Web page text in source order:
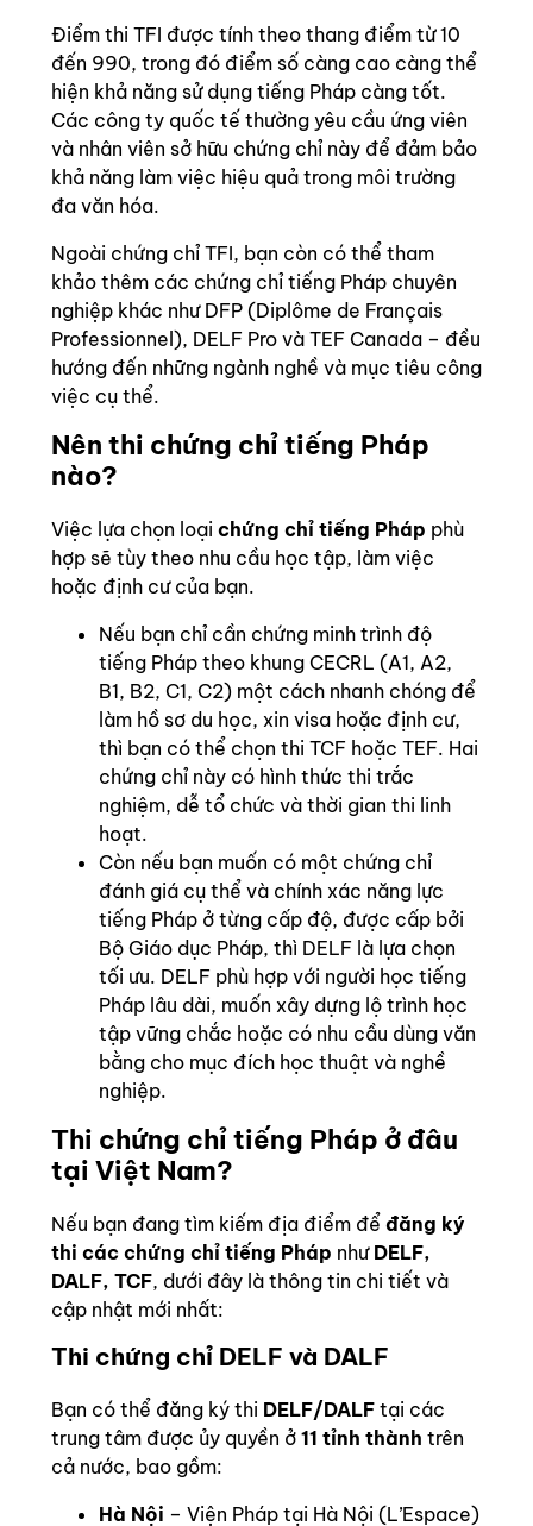
Điểm thi TFI được tính theo thang điểm từ 10
đến 990, trong đó điểm số càng cao càng thể
hiện khả năng sử dụng tiếng Pháp càng tốt.
Các công ty quốc tế thường yêu cầu ứng viên
và nhân viên sở hữu chứng chỉ này để đảm bảo
khả năng làm việc hiệu quả trong môi trường
đa văn hóa.
Ngoài chứng chỉ TFI, bạn còn có thể tham
khảo thêm các chứng chỉ tiếng Pháp chuyên
nghiệp khác như DFP (Diplôme de Français
Professionnel), DELF Pro và TEF Canada – đều
hướng đến những ngành nghề và mục tiêu công
việc cụ thể.
Nên thi chứng chỉ tiếng Pháp
nào?
Việc lựa chọn loại chứng chỉ tiếng Pháp phù
hợp sẽ tùy theo nhu cầu học tập, làm việc
hoặc định cư của bạn.
Nếu bạn chỉ cần chứng minh trình độ
tiếng Pháp theo khung CECRL (A1, A2,
B1, B2, C1, C2) một cách nhanh chóng để
làm hồ sơ du học, xin visa hoặc định cư,
thì bạn có thể chọn thi TCF hoặc TEF. Hai
chứng chỉ này có hình thức thi trắc
nghiệm, dễ tổ chức và thời gian thi linh
hoạt.
Còn nếu bạn muốn có một chứng chỉ
đánh giá cụ thể và chính xác năng lực
tiếng Pháp ở từng cấp độ, được cấp bởi
Bộ Giáo dục Pháp, thì DELF là lựa chọn
tối ưu. DELF phù hợp với người học tiếng
Pháp lâu dài, muốn xây dựng lộ trình học
tập vững chắc hoặc có nhu cầu dùng văn
bằng cho mục đích học thuật và nghề
nghiệp.
Thi chứng chỉ tiếng Pháp ở đâu
tại Việt Nam?
Nếu bạn đang tìm kiếm địa điểm để đăng ký
thi các chứng chỉ tiếng Pháp như DELF,
DALF, TCF, dưới đây là thông tin chi tiết và
cập nhật mới nhất:
Thi chứng chỉ DELF và DALF
Bạn có thể đăng ký thi DELF/DALF tại các
trung tâm được ủy quyền ở 11 tỉnh thành trên
cả nước, bao gồm:
Hà Nội – Viện Pháp tại Hà Nội (L’Espace)